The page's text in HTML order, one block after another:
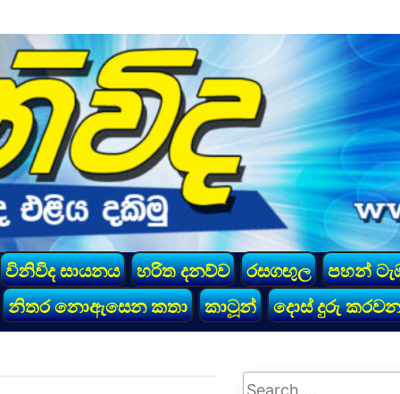
විනිවිද සායනය හරිත දනව්ව රසගඟුල පහන්
නිතර නොඇසෙන කතා කාටූන් දොස් දුරු